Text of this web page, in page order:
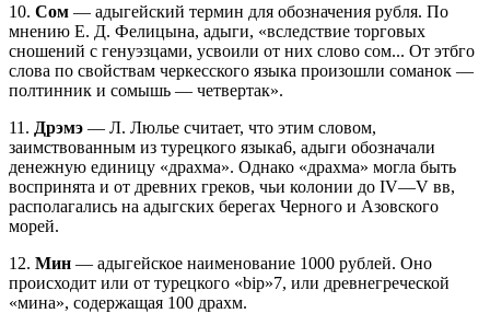
10. Сом — адыгейский термин для обозначения рубля. По
мнению Е. Д. Фелицына, адыги, «вследствие торговых
сношений с генуэзцами, усвоили от них слово сом... От этбго
слова по свойствам черкесского языка произошли соманок —
полтинник и сомышь — четвертак».
11. Дрэмэ — Л. Люлье считает, что этим словом,
заимствованным из турецкого языка6, адыги обозначали
денежную единицу «драхма». Однако «драхма» могла быть
воспринята и от древних греков, чьи колонии до IV—V вв,
располагались на адыгских берегах Черного и Азовского
морей.
12. Мин — адыгейское наименование 1000 рублей. Оно
происходит или от турецкого «bip»7, или древнегреческой
«мина», содержащая 100 драхм.